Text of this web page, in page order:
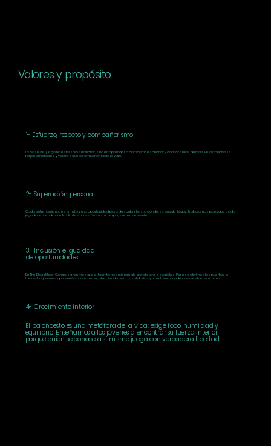
Valores y propósito
1- Esfuerzo, respeto y compañerismo
La base del juego no está solo en anotar, sino en aprender a compartir, escuchar y confiar en los demás. En la cancha se
forjan amistades y valores que acompañan toda la vida.
2- Superación personal
Cada entrenamiento es un reto y una oportunidad para descubrir hasta dónde se puede llegar. Trabajamos para que cada
jugador entienda que los límites no están en su cuerpo, sino en su mente.
3- Inclusión e igualdad
de oportunidades
En The Black Moon Campus creemos que el talento no entiende de condiciones sociales. Por eso abrimos las puertas a
todos los jóvenes que sueñan con crecer, ofreciendo becas solidarias y un entorno donde cada esfuerzo cuenta.
4- Crecimiento interior
El baloncesto es una metáfora de la vida: exige foco, humildad y
equilibrio. Enseñamos a los jóvenes a encontrar su fuerza interior,
porque quien se conoce a sí mismo juega con verdadera libertad.